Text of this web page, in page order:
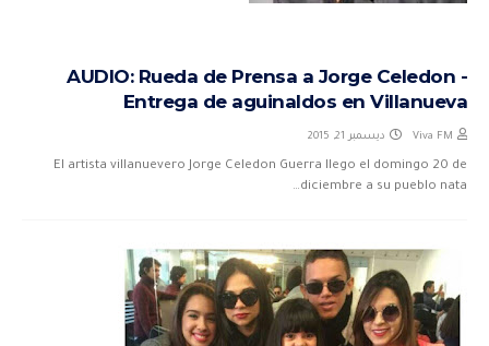
AUDIO: Rueda de Prensa a Jorge Celedon -
Entrega de aguinaldos en Villanueva
Viva FM ديسمبر 21, 2015
El artista villanuevero Jorge Celedon Guerra llego el domingo 20 de
diciembre a su pueblo nata…